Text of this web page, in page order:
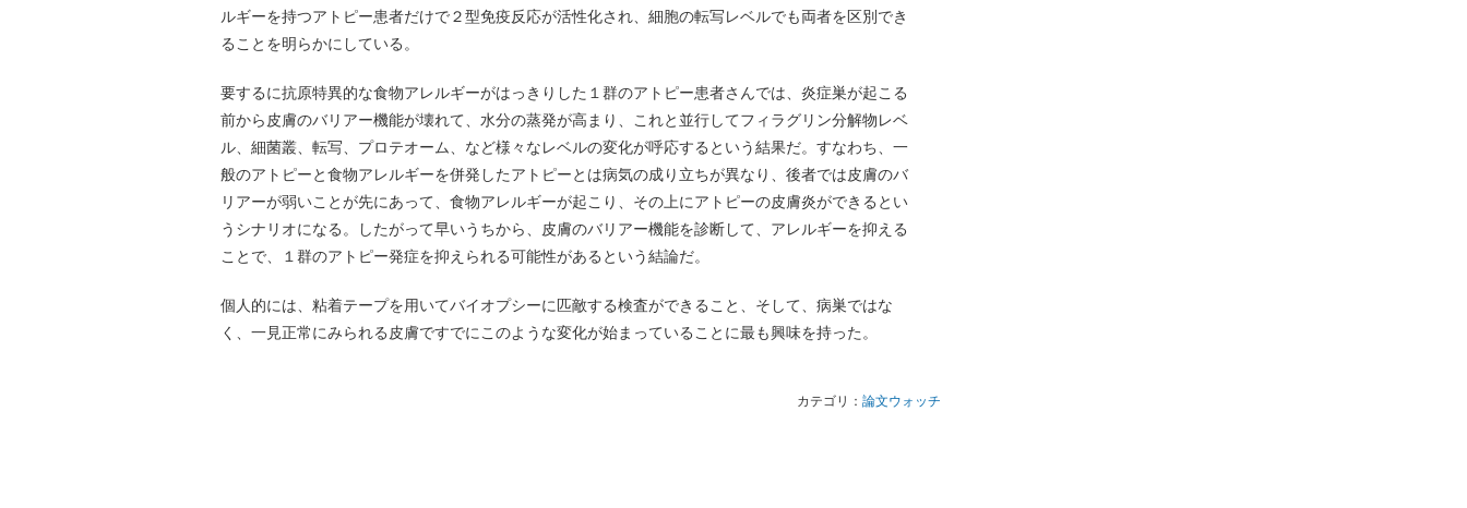
ルギーを持つアトピー患者だけで２型免疫反応が活性化され、細胞の転写レベルでも両者を区別でき
ることを明らかにしている。
要するに抗原特異的な食物アレルギーがはっきりした１群のアトピー患者さんでは、炎症巣が起こる
前から皮膚のバリアー機能が壊れて、水分の蒸発が高まり、これと並行してフィラグリン分解物レベ
ル、細菌叢、転写、プロテオーム、など様々なレベルの変化が呼応するという結果だ。すなわち、一
般のアトピーと食物アレルギーを併発したアトピーとは病気の成り立ちが異なり、後者では皮膚のバ
リアーが弱いことが先にあって、食物アレルギーが起こり、その上にアトピーの皮膚炎ができるとい
うシナリオになる。したがって早いうちから、皮膚のバリアー機能を診断して、アレルギーを抑える
ことで、１群のアトピー発症を抑えられる可能性があるという結論だ。
個人的には、粘着テープを用いてバイオプシーに匹敵する検査ができること、そして、病巣ではな
く、一見正常にみられる皮膚ですでにこのような変化が始まっていることに最も興味を持った。
カテゴリ： 論文ウォッチ